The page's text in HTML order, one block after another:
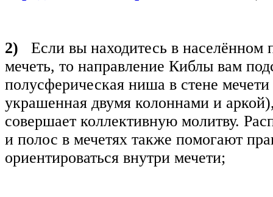
2)
Если вы находитесь в населённом
мечеть, то направление Киблы вам
полусферическая ниша в стене мечети
украшенная двумя колоннами и
совершает коллективную молитву.
и полос в мечетях также помогают
ориентироваться внутри мечети;